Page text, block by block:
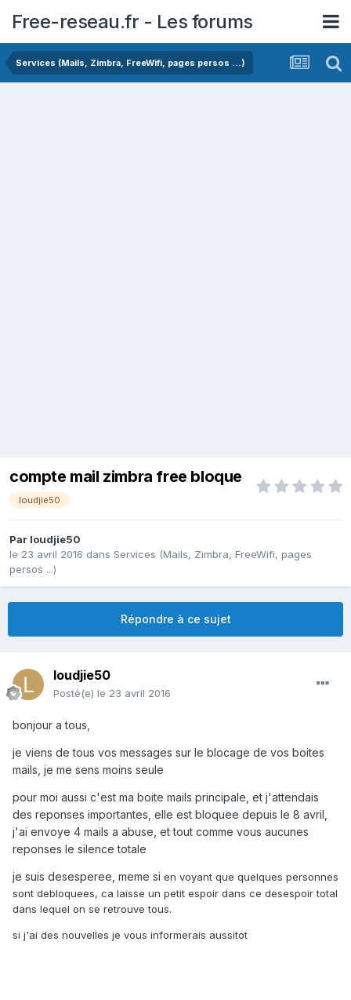
Free-reseau.fr - Les forums
Services (Mails, Zimbra, FreeWifi, pages persos ...)
compte mail zimbra free bloque
loudjie50
Par loudjie50
le 23 avril 2016 dans Services (Mails, Zimbra, FreeWifi, pages
persos ...)
Répondre à ce sujet
loudjie50
Posté(e) le 23 avril 2016
bonjour a tous,
je viens de tous vos messages sur le blocage de vos boites
mails, je me sens moins seule
pour moi aussi c'est ma boite mails principale, et j'attendais
des reponses importantes, elle est bloquee depuis le 8 avril,
j'ai envoye 4 mails a abuse, et tout comme vous aucunes
reponses le silence totale
je suis desesperee, meme si en voyant que quelques personnes
sont debloquees, ca laisse un petit espoir dans ce desespoir total
dans lequel on se retrouve tous.
si j'ai des nouvelles je vous informerais aussitot